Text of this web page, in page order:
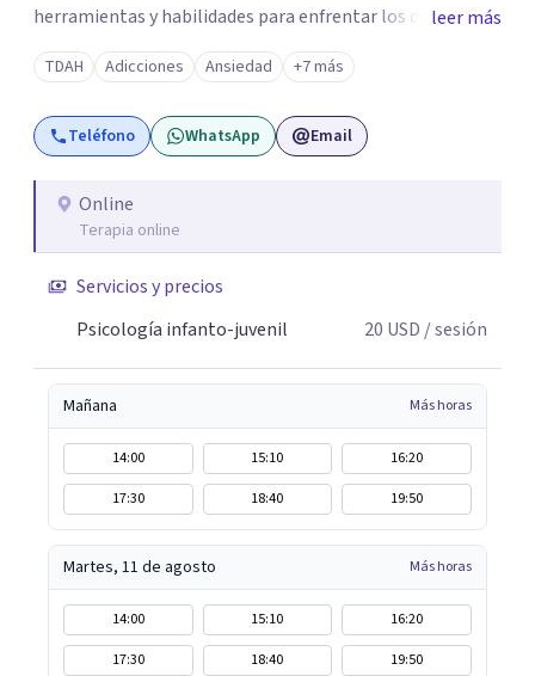
herramientas y habilidades para enfrentar los desafíos de
la vida en su día a día. Creo firmemente que cada individuo
posee la capacidad de transformar su vida. Mi labor
consiste en acompañar a cada persona en este proceso
con empatía, profesionalismo, confidencialidad y
bienestar emocional e integral y el crecimiento personal
de cada persona permitiendo recibir apoyo profesional y
llamadas desde cualquier lugar.
leer más
TDAH Adicciones Ansiedad +7 más
Teléfono WhatsApp Email
Online
Terapia online
Servicios y precios
Psicología infanto-juvenil
20 USD / sesión
Mañana Más horas
14:00 15:10
16:20
17:30
18:40 19:50
Martes, 11 de agosto Más horas
14:00 15:10
16:20
17:30
18:40 19:50